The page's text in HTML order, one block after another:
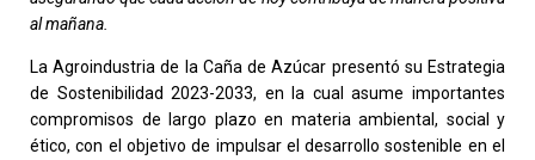
al mañana.
La Agroindustria de la Caña de Azúcar presentó su Estrategia
de Sostenibilidad 2023-2033, en la cual asume importantes
compromisos de largo plazo en materia ambiental, social y
ético, con el objetivo de impulsar el desarrollo sostenible en el